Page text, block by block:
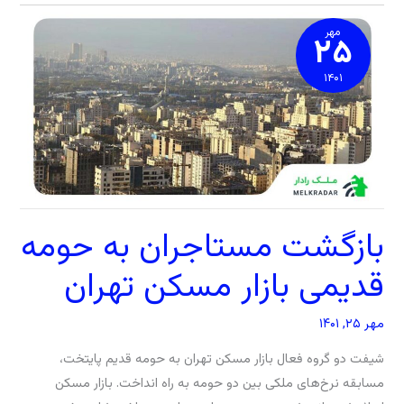
مهر
۲۵
۱۴۰۱
بازگشت مستاجران به حومه
قدیمی بازار مسکن تهران
مهر ۲۵, ۱۴۰۱
شیفت دو گروه فعال بازار مسکن تهران به حومه قدیم پایتخت،
مسابقه نرخ‌های ملکی بین دو حومه به راه انداخت. بازار مسکن
بازگشت
مستاجران
به
حومه
قدیمی
بازار
مسکن
تهران